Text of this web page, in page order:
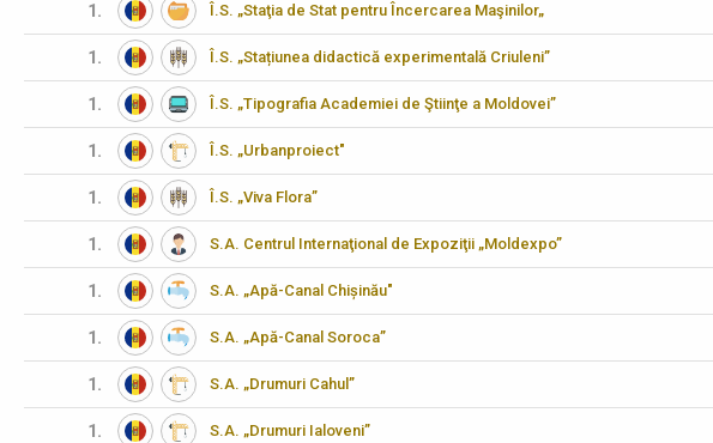
1. Î.S. „Staţia de Stat pentru Încercarea Maşinilor„
1. Î.S. „Stațiunea didactică experimentală Criuleni”
1. Î.S. „Tipografia Academiei de Ştiinţe a Moldovei”
1. Î.S. „Urbanproiect"
1. Î.S. „Viva Flora”
1. S.A. Centrul Internaţional de Expoziţii „Moldexpo”
1. S.A. „Apă-Canal Chișinău"
1. S.A. „Apă-Canal Soroca”
1. S.A. „Drumuri Cahul”
1. S.A. „Drumuri Ialoveni”